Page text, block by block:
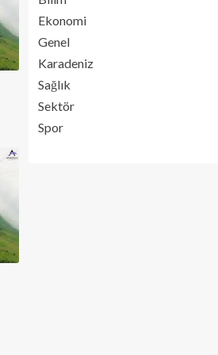
Ekonomi
Genel
Karadeniz
Sağlık
Sektör
Spor